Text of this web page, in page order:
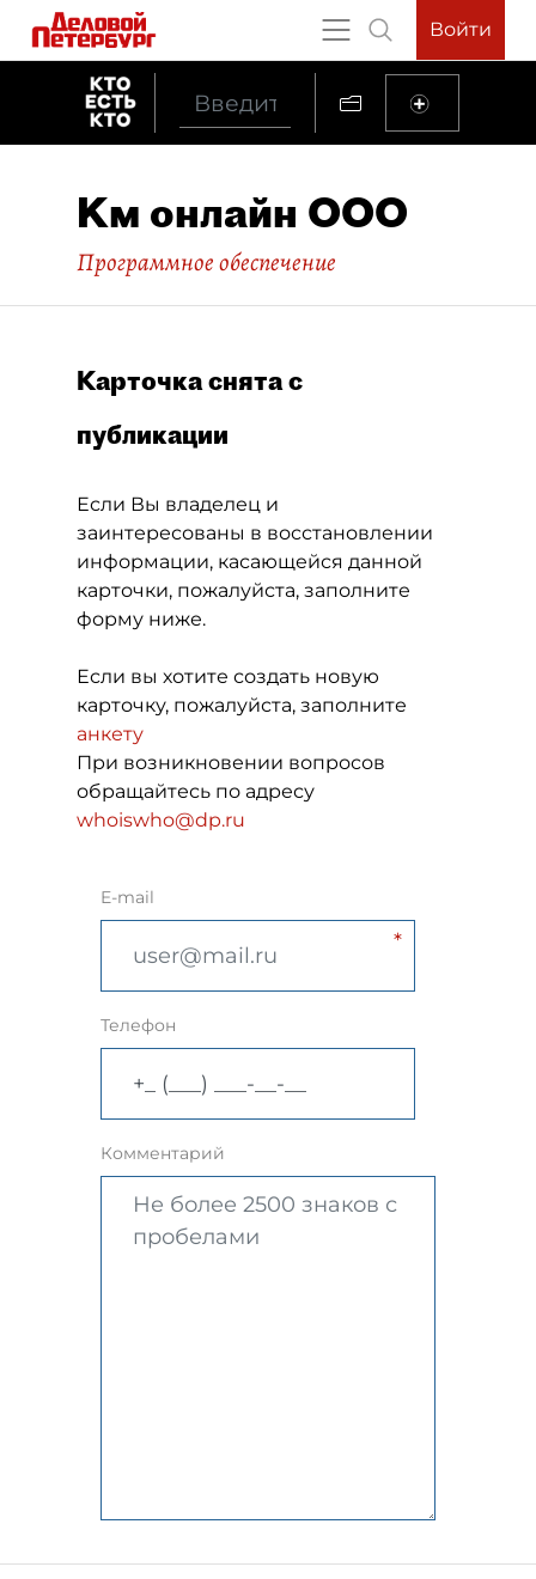
Войти
Kм онлайн ООО
Программное обеспечение
Карточка снята с
публикации
Если Вы владелец и
заинтересованы в восстановлении
информации, касающейся данной
карточки, пожалуйста, заполните
форму ниже.
Если вы хотите создать новую
карточку, пожалуйста, заполните
анкету
При возникновении вопросов
обращайтесь по адресу
whoiswho@dp.ru
E-mail
Телефон
Комментарий